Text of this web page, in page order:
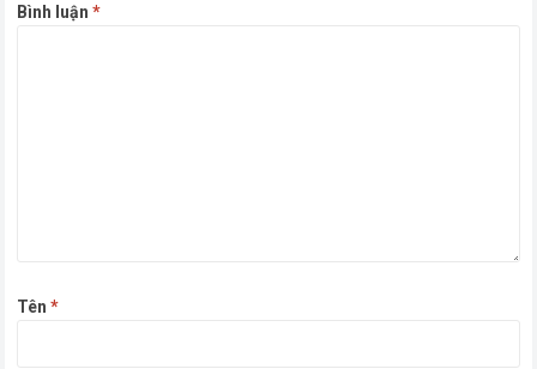
Bình luận*
Tên*